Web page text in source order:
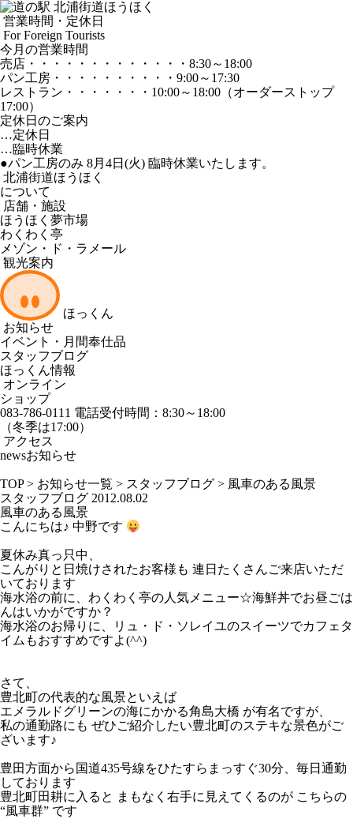
営業時間・定休日
For Foreign Tourists
今月の営業時間
売店 ・・・・・・・・・・・・・ 8:30～18:00
パン工房 ・・・・・・・・・・ 9:00～17:30
レストラン ・・・・・・・ 10:00～18:00 （オーダーストップ
17:00）
定休日のご案内
…定休日
…臨時休業
●パン工房のみ 8月4日(火) 臨時休業いたします。
北浦街道ほうほく
について
店舗・施設
ほうほく夢市場
わくわく亭
メゾン・ド・ラメール
観光案内
ほっくん
お知らせ
イベント・月間奉仕品
スタッフブログ
ほっくん情報
オンライン
ショップ
083-786-0111 電話受付時間：8:30～18:00
（冬季は17:00）
アクセス
newsお知らせ
TOP> お知らせ一覧 > スタッフブログ > 風車のある風景
スタッフブログ 2012.08.02
風車のある風景
こんにちは♪ 中野です
夏休み真っ只中、
こんがりと日焼けされたお客様も 連日たくさんご来店いただ
いております
海水浴の前に、わくわく亭の人気メニュー☆海鮮丼でお昼ごは
んはいかがですか？
海水浴のお帰りに、リュ・ド・ソレイユのスイーツでカフェタ
イムもおすすめですよ(^^)
さて、
豊北町の代表的な風景といえば
エメラルドグリーンの海にかかる角島大橋 が有名ですが、
私の通勤路にも ぜひご紹介したい豊北町のステキな景色がご
ざいます♪
豊田方面から国道435号線をひたすらまっすぐ30分、毎日通勤
しております
豊北町田耕に入ると まもなく右手に見えてくるのが こちらの
“風車群” です